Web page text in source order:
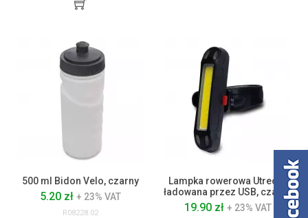
500 ml Bidon Velo, czarny
5.20 zł + 23% VAT
R08228.02
Lampka rowerowa Utrecht,
ładowana przez USB, czarny
19.90 zł + 23% VAT